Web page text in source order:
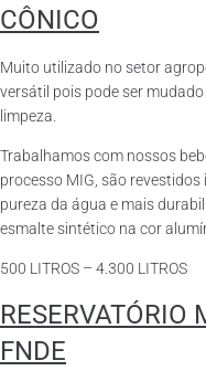
CÔNICO
Muito utilizado no setor
versátil pois pode ser
limpeza.
Trabalhamos com nossos
processo MIG, são
pureza da água e mais
esmalte sintético na cor
500 LITROS – 4.300 LITROS
RESERVATÓRIO
FNDE